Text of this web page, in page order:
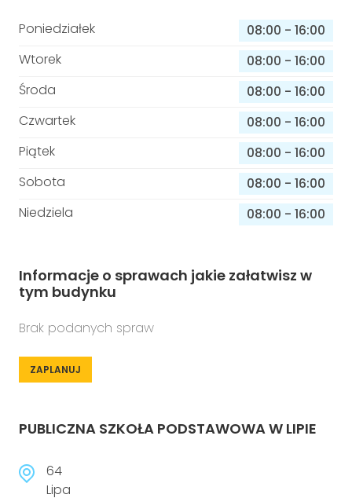
Poniedziałek 08:00 - 16:00
Wtorek
08:00 - 16:00
Środa
08:00 - 16:00
Czwartek
08:00 - 16:00
Piątek
08:00 - 16:00
Sobota
08:00 - 16:00
Niedziela
08:00 - 16:00
Informacje o sprawach jakie załatwisz w
tym budynku
Brak podanych spraw
ZAPLANUJ
PUBLICZNA SZKOŁA PODSTAWOWA W LIPIE
64
Lipa